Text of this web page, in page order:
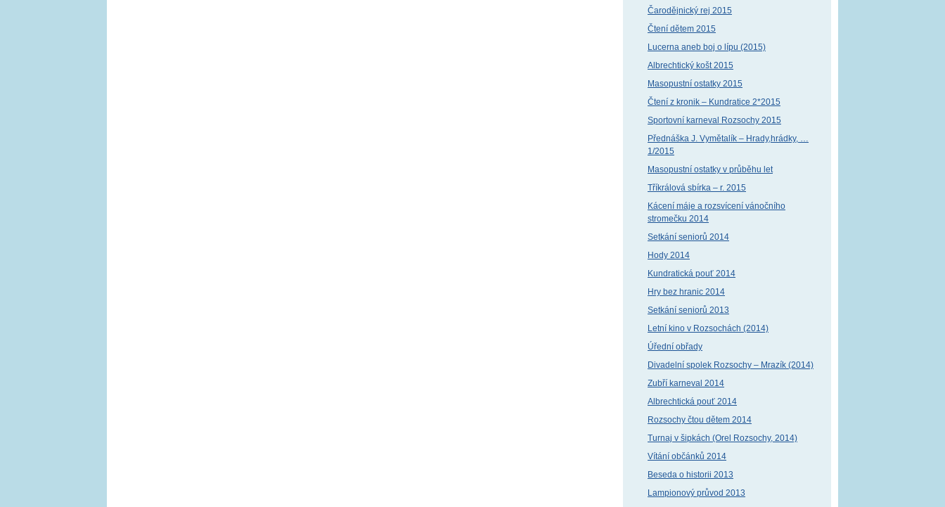
Čarodějnický rej 2015
Čtení dětem 2015
Lucerna aneb boj o lípu (2015)
Albrechtický košt 2015
Masopustní ostatky 2015
Čtení z kronik – Kundratice 2*2015
Sportovní karneval Rozsochy 2015
Přednáška J. Vymětalík – Hrady,hrádky, …
1/2015
Masopustní ostatky v průběhu let
Tříkrálová sbírka – r. 2015
Kácení máje a rozsvícení vánočního
stromečku 2014
Setkání seniorů 2014
Hody 2014
Kundratická pouť 2014
Hry bez hranic 2014
Setkání seniorů 2013
Letní kino v Rozsochách (2014)
Úřední obřady
Divadelní spolek Rozsochy – Mrazík (2014)
Zubří karneval 2014
Albrechtická pouť 2014
Rozsochy čtou dětem 2014
Turnaj v šipkách (Orel Rozsochy, 2014)
Vítání občánků 2014
Beseda o historii 2013
Lampionový průvod 2013